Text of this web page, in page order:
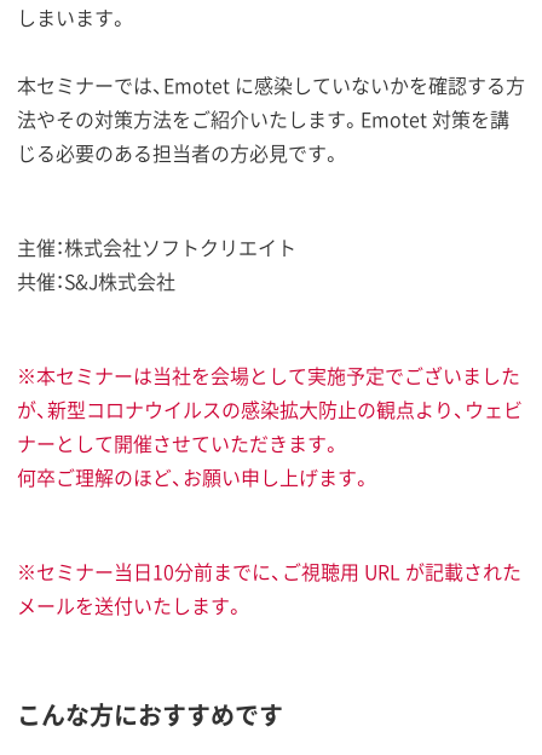
しまいます。
本セミナーでは、Emotet に感染していないかを確認する方
法やその対策方法をご紹介いたします。Emotet 対策を講
じる必要のある担当者の方必見です。
主催：株式会社ソフトクリエイト
共催：S&J株式会社
※本セミナーは当社を会場として実施予定でございました
が、新型コロナウイルスの感染拡大防止の観点より、ウェビ
ナーとして開催させていただきます。
何卒ご理解のほど、お願い申し上げます。
※セミナー当日10分前までに、ご視聴用 URL が記載された
メールを送付いたします。
こんな方におすすめです